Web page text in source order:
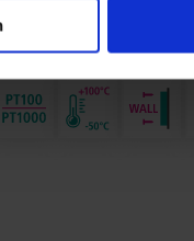
from your use of
DTS125L ist ein
oder